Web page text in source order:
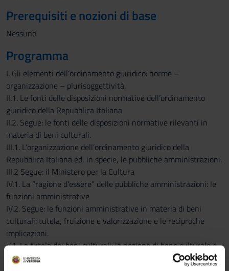
Prerequisiti e nozioni di base
Nessuno
Programma
I. Gli elementi dell’ordinamento giuridico: norme –
organizzazione – plurisoggettività.
II.1. Le fonti delle disposizioni normative dell’ordinamento
giuridico della Repubblica Italiana
II.2. Segue: le fonti delle disposizioni normative rilevanti in
materia di beni culturali.
III.1. L’organizzazione dell’ordinamento giuridico della
Repubblica Italiana ed, in specie, le pubbliche amministrazioni.
III.2 Segue: il Ministero per la Cultura
IV.1. La “ragione d’essere” delle pubbliche amministrazioni: le
funzioni amministrative
IV.2. Segue: le funzioni amministrative in materia di beni
culturali: tutela, fruizione e valorizzazione e le reciproche
implicazioni.
V.1. La tutela dei beni culturali: la nozione di bene culturale e
l’individuazione dei beni culturali